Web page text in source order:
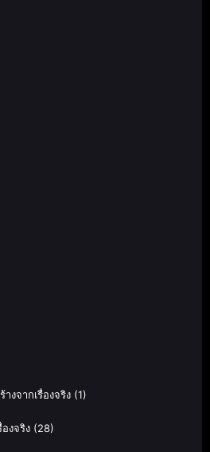
งจากเรื่องจริง (1)
งจริง (28)